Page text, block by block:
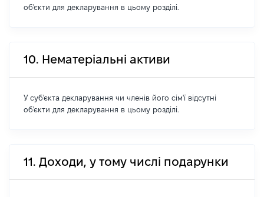
об'єкти для декларування в цьому розділі.
10. Нематеріальні активи
У суб'єкта декларування чи членів його сім'ї відсутні
об'єкти для декларування в цьому розділі.
11. Доходи, у тому числі подарунки